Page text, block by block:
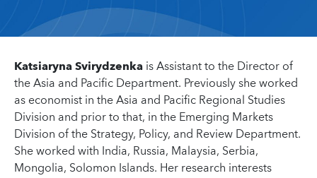
Katsiaryna Svirydzenkais Assistant to the Director of
the Asia and Pacific Department. Previously she worked
as economist in the Asia and Pacific Regional Studies
Division and prior to that, in the Emerging Markets
Division of the Strategy, Policy, and Review Department.
She worked with India, Russia, Malaysia, Serbia,
Mongolia, Solomon Islands. Her research interests